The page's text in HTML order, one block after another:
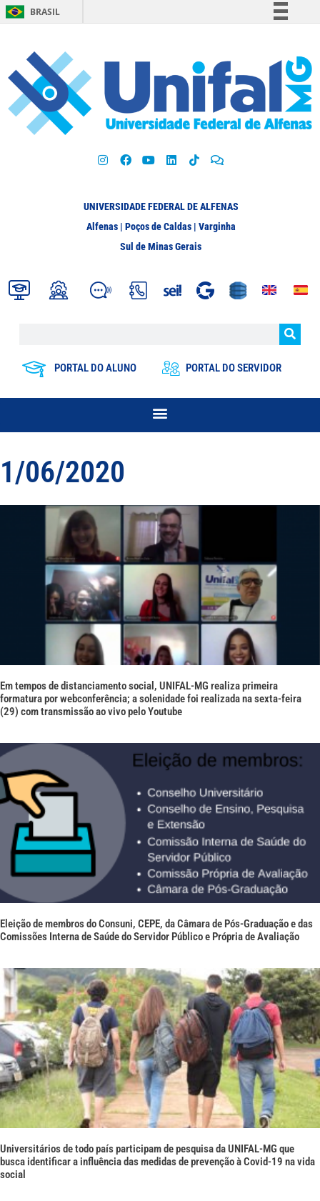
BRASIL
Participe
Acesso à informação
Legislação
UNIVERSIDADE FEDERAL DE ALFENAS
Alfenas | Poços de Caldas | Varginha
Sul de Minas Gerais
PORTAL DO ALUNO PORTAL DO SERVIDOR
1/06/2020
Em tempos de distanciamento social, UNIFAL-MG realiza primeira
formatura por webconferência; a solenidade foi realizada na sexta-feira
(29) com transmissão ao vivo pelo Youtube
Eleição de membros do Consuni, CEPE, da Câmara de Pós-Graduação e das
Comissões Interna de Saúde do Servidor Público e Própria de Avaliação
Universitários de todo país participam de pesquisa da UNIFAL-MG que
busca identificar a influência das medidas de prevenção à Covid-19 na vida
social